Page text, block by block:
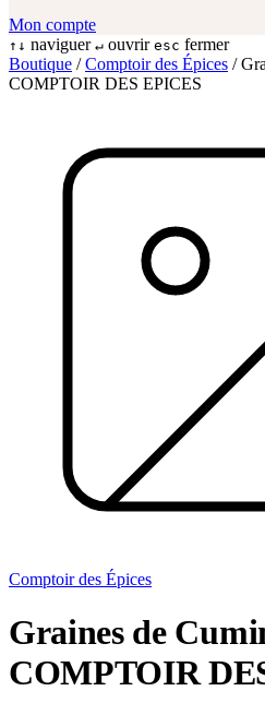
Mon compte
↑↓ naviguer ↵ ouvrir esc fermer
Boutique / Comptoir des Épices /
COMPTOIR DES EPICES
Comptoir des Épices
Graines de
COMPTOIR